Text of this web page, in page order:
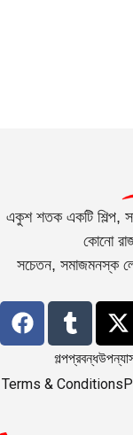
একুশ শতক একটি শিল্প,
কোনো
সচেতন, সমাজমনস্ক
গল্পপ্রবন্ধ
Terms & Conditions